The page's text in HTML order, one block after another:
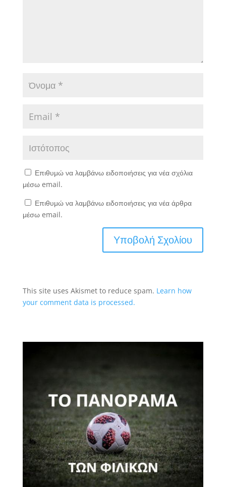
Επιθυμώ να λαμβάνω ειδοποιήσεις για νέα σχόλια
μέσω email.
Επιθυμώ να λαμβάνω ειδοποιήσεις για νέα άρθρα
μέσω email.
This site uses Akismet to reduce spam. Learn how
your comment data is processed.